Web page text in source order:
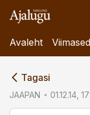
Avaleht Viimased
Tagasi
JAAPAN 01.12.14,